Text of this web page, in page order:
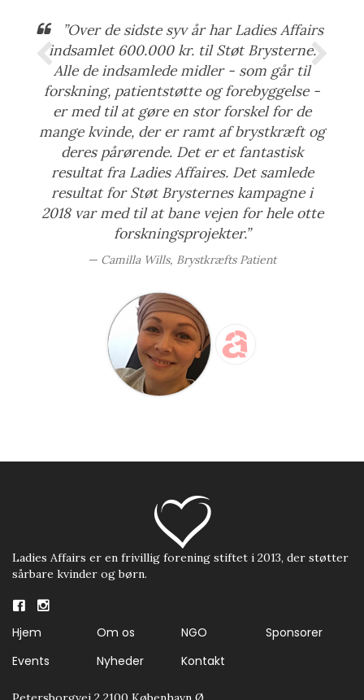
”Over de sidste syv år har Ladies Affairs
indsamlet 600.000 kr. til Støt Brysterne.
Alle de indsamlede midler - som går til
forskning, patientstøtte og forebyggelse -
er med til at gøre en stor forskel for de
mange kvinde, der er ramt af brystkræft og
deres pårørende. Det er et fantastisk
resultat fra Ladies Affaires. Det samlede
resultat for Støt Brysternes kampagne i
2018 var med til at bane vejen for hele otte
forskningsprojekter.”
Camilla Wills, Brystkræfts Patient
Ladies Affairs er en frivillig forening stiftet i 2013, der støtter
sårbare kvinder og børn.
Hjem Om os NGO
Sponsorer
Events
Nyheder Kontakt